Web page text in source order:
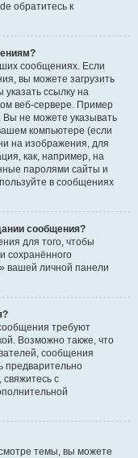
обратитесь к
сообщениях. Если
вы можете загрузить
ссылку на
веб-сервере. Пример
Вы не можете указывать
компьютере (если
на изображения, для
как, например, на
паролями сайты и
в сообщениях
сообщения?
для того, чтобы
сохранённого
вашей личной панели
требуют
Возможно также, что
сообщения
предварительно
с
темы, вы можете